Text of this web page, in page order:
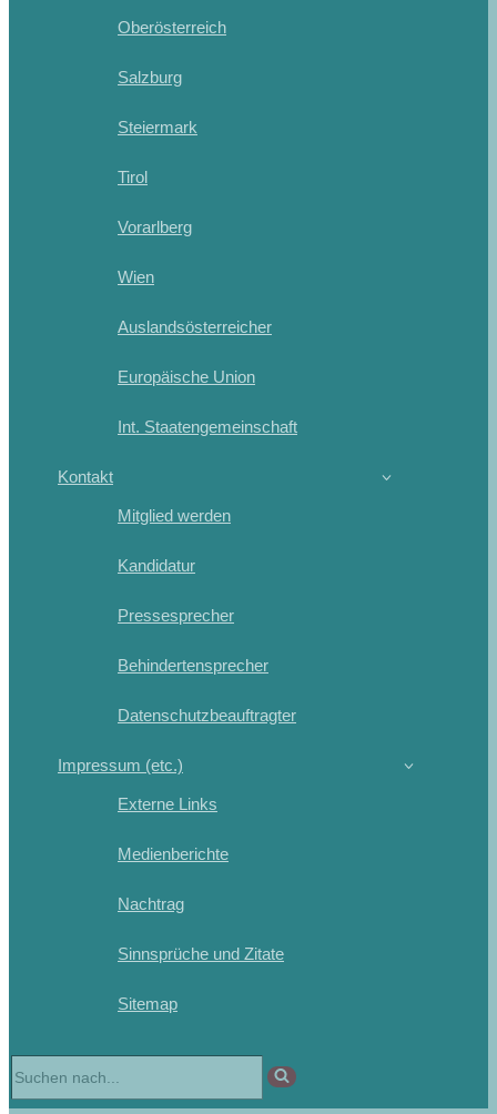
Oberösterreich
Salzburg
Steiermark
Tirol
Vorarlberg
Wien
Auslandsösterreicher
Europäische Union
Int. Staatengemeinschaft
Kontakt
Mitglied werden
Kandidatur
Pressesprecher
Behindertensprecher
Datenschutzbeauftragter
Impressum (etc.)
Externe Links
Medienberichte
Nachtrag
Sinnsprüche und Zitate
Sitemap